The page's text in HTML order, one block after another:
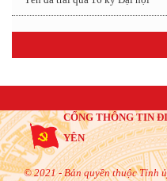
CỔNG THÔNG TIN
YÊN
© 2021 - Bản quyền thuộc Tỉnh